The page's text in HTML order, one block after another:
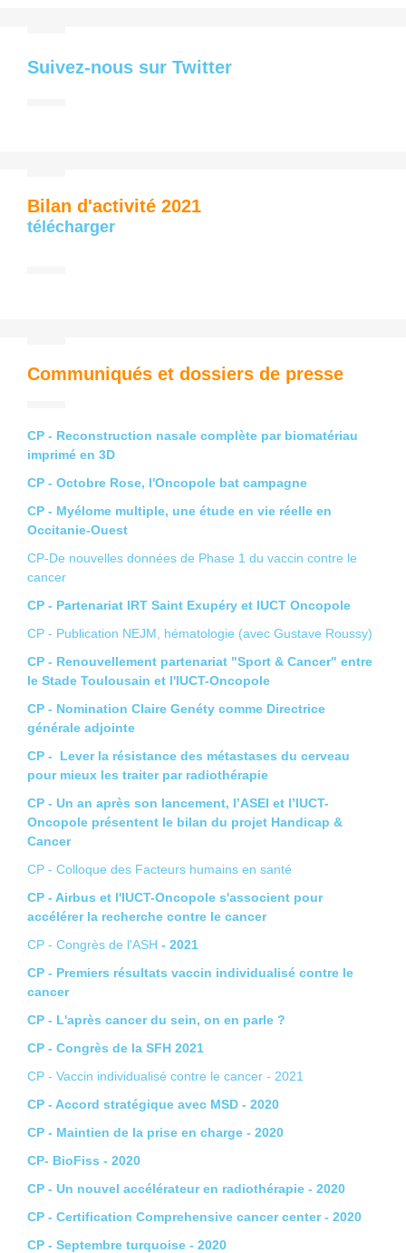
Suivez-nous sur Twitter
Bilan d'activité 2021
télécharger
Communiqués et dossiers de presse
CP - Reconstruction nasale complète par biomatériau
imprimé en 3D
CP - Octobre Rose, l'Oncopole bat campagne
CP - Myélome multiple, une étude en vie réelle en
Occitanie-Ouest
CP-De nouvelles données de Phase 1 du vaccin contre le
cancer
CP - Partenariat IRT Saint Exupéry et IUCT Oncopole
CP - Publication NEJM, hématologie (avec Gustave Roussy)
CP - Renouvellement partenariat "Sport & Cancer" entre
le Stade Toulousain et l'IUCT-Oncopole
CP - Nomination Claire Genéty comme Directrice
générale adjointe
CP - Lever la résistance des métastases du cerveau
pour mieux les traiter par radiothérapie
CP - Un an après son lancement, l’ASEI et l’IUCT-
Oncopole présentent le bilan du projet Handicap &
Cancer
CP - Colloque des Facteurs humains en santé
CP - Airbus et l'IUCT-Oncopole s'associent pour
accélérer la recherche contre le cancer
CP - Congrès de l'ASH - 2021
CP - Premiers résultats vaccin individualisé contre le
cancer
CP - L'après cancer du sein, on en parle ?
CP - Congrès de la SFH 2021
CP - Vaccin individualisé contre le cancer - 2021
CP - Accord stratégique avec MSD - 2020
CP - Maintien de la prise en charge - 2020
CP- BioFiss - 2020
CP - Un nouvel accélérateur en radiothérapie - 2020
CP - Certification Comprehensive cancer center - 2020
CP - Septembre turquoise - 2020